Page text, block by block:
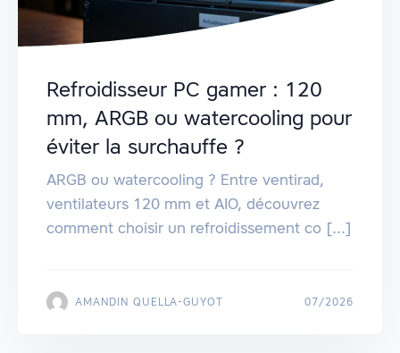
Refroidisseur PC gamer : 120
mm, ARGB ou watercooling pour
éviter la surchauffe ?
ARGB ou watercooling ? Entre ventirad,
ventilateurs 120 mm et AIO, découvrez
comment choisir un refroidissement co [...]
AMANDIN QUELLA-GUYOT 07/2026